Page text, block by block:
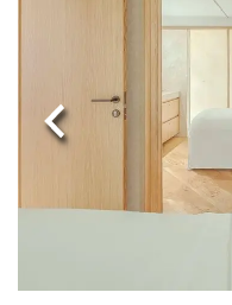
Anterior